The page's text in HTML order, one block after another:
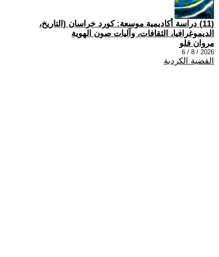
(11) دراسة أكاديمية موسعة: كورد خراسان (التاريخ،
الديموغرافيا، الثقافات، وآليات صون الهوية
مروان فلو
2026 / 8 / 6
القضية الكردية